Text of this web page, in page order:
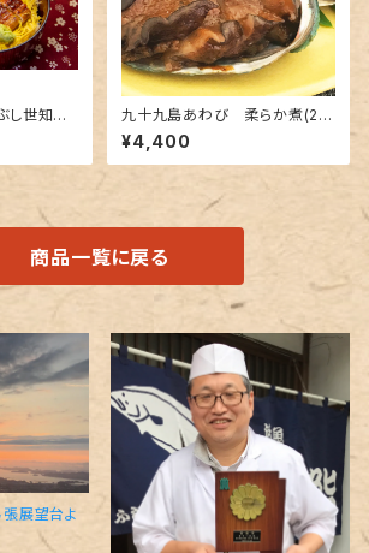
し世知原
九十九島あわび 柔らか煮(2個
入）
¥4,400
商品一覧に戻る
展望台よ